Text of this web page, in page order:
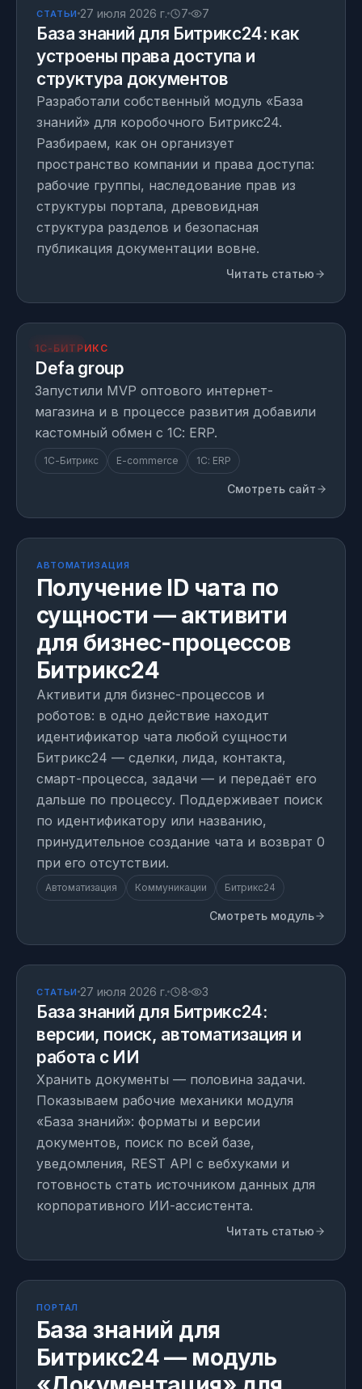
СТАТЬИ 27 июля 2026 г. 7 7
База знаний для Битрикс24: как
устроены права доступа и
структура документов
Разработали собственный модуль «База
знаний» для коробочного Битрикс24.
Разбираем, как он организует
пространство компании и права доступа:
рабочие группы, наследование прав из
структуры портала, древовидная
структура разделов и безопасная
публикация документации вовне.
Читать статью
ПРОЕКТ
opt.defagroup.com
1С-БИТРИКС
Defa group
Запустили MVP оптового интернет-
магазина и в процессе развития добавили
кастомный обмен с 1С: ERP.
1С-Битрикс E-commerce 1С: ERP
Смотреть сайт
АВТОМАТИЗАЦИЯ
Получение ID чата по
сущности — активити
для бизнес-процессов
Битрикс24
Активити для бизнес-процессов и
роботов: в одно действие находит
идентификатор чата любой сущности
Битрикс24 — сделки, лида, контакта,
смарт-процесса, задачи — и передаёт его
дальше по процессу. Поддерживает поиск
по идентификатору или названию,
принудительное создание чата и возврат 0
при его отсутствии.
Автоматизация Коммуникации Битрикс24
Смотреть модуль
СТАТЬИ 27 июля 2026 г. 8 3
База знаний для Битрикс24:
версии, поиск, автоматизация и
работа с ИИ
Хранить документы — половина задачи.
Показываем рабочие механики модуля
«База знаний»: форматы и версии
документов, поиск по всей базе,
уведомления, REST API с вебхуками и
готовность стать источником данных для
корпоративного ИИ-ассистента.
Читать статью
ПОРТАЛ
База знаний для
Битрикс24 — модуль